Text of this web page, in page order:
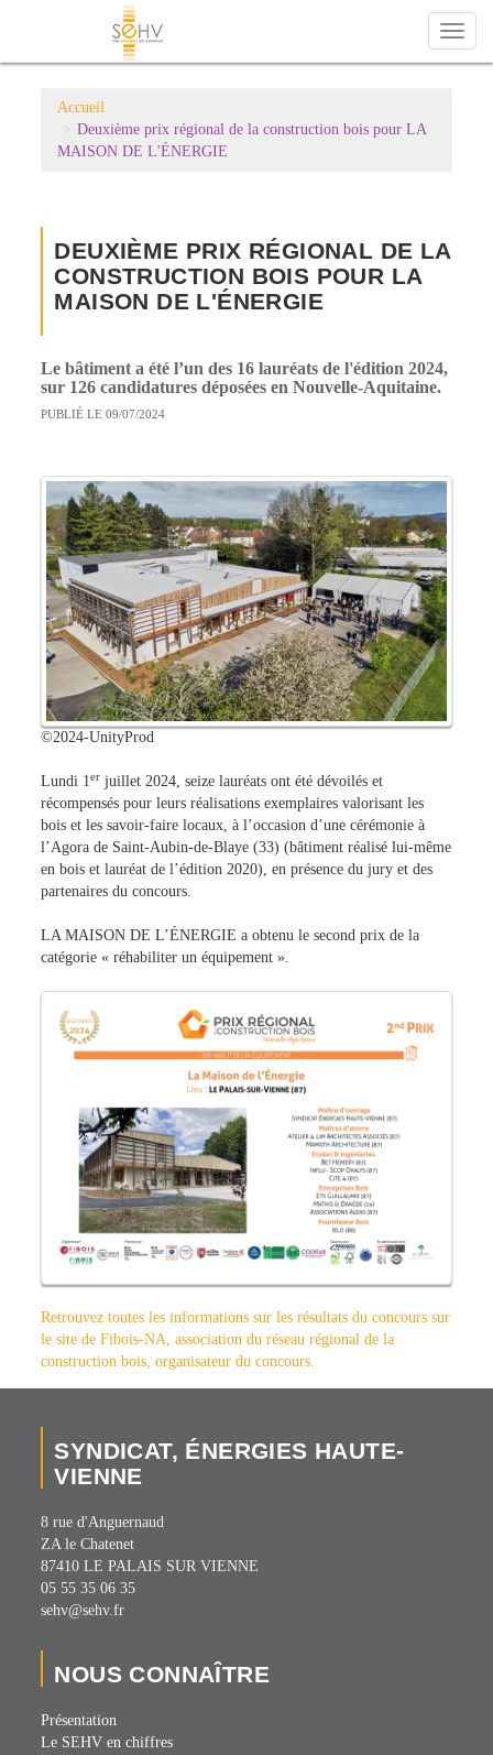
Toggle
Accueil
Deuxième prix régional de la construction bois pour LA
MAISON DE L'ÉNERGIE
DEUXIÈME PRIX RÉGIONAL DE LA
CONSTRUCTION BOIS POUR LA
MAISON DE L'ÉNERGIE
Le bâtiment a été l’un des 16 lauréats de l'édition 2024,
sur 126 candidatures déposées en Nouvelle-Aquitaine.
PUBLIÉ LE 09/07/2024
©2024-UnityProd
Lundi 1er juillet 2024, seize lauréats ont été dévoilés et
récompensés pour leurs réalisations exemplaires valorisant les
bois et les savoir-faire locaux, à l’occasion d’une cérémonie à
l’Agora de Saint-Aubin-de-Blaye (33) (bâtiment réalisé lui-même
en bois et lauréat de l’édition 2020), en présence du jury et des
partenaires du concours.
LA MAISON DE L’ÉNERGIE a obtenu le second prix de la
catégorie « réhabiliter un équipement ».
Retrouvez toutes les informations sur les résultats du concours sur
le site de Fibois-NA, association du réseau régional de la
construction bois, organisateur du concours.
SYNDICAT, ÉNERGIES HAUTE-
VIENNE
8 rue d'Anguernaud
ZA le Chatenet
87410 LE PALAIS SUR VIENNE
05 55 35 06 35
sehv@sehv.fr
NOUS CONNAÎTRE
Présentation
Le SEHV en chiffres